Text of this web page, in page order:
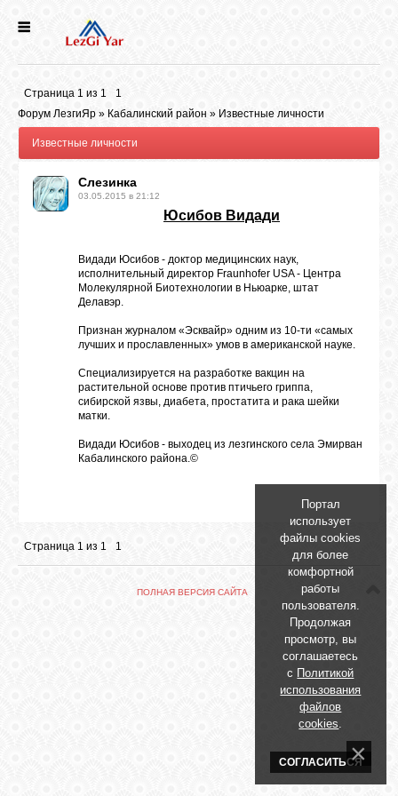
ИСТОРИЯ
О САЙТЕ
Страница 1 из 1
1
Форум ЛезгиЯр » Кабалинский район » Известные личности
Известные личности
Слезинка
03.05.2015 в 21:12
Юсибов Видади
Видади Юсибов - доктор медицинских наук,
исполнительный директор Fraunhofer USA - Центра
Молекулярной Биотехнологии в Ньюарке, штат
Делавэр.
Признан журналом «Эсквайр» одним из 10-ти «самых
лучших и прославленных» умов в американской науке.
Специализируется на разработке вакцин на
растительной основе против птичьего гриппа,
сибирской язвы, диабета, простатита и рака шейки
матки.
Видади Юсибов - выходец из лезгинского села Эмирван
Кабалинского района.©
Страница 1 из 1 1
ПОЛНАЯ ВЕРСИЯ САЙТА
Портал
использует
файлы cookies
для более
комфортной
работы
пользователя.
Продолжая
просмотр, вы
соглашаетесь
с Политикой
использования
файлов
cookies
СОГЛАСИТЬСЯ